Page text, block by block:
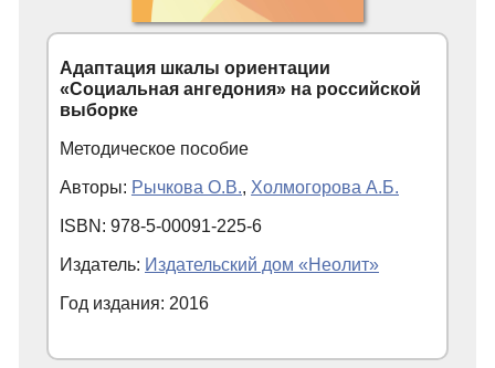
Адаптация шкалы ориентации
«Социальная ангедония» на российской
выборке
Методическое пособие
Авторы: Рычкова О.В., Холмогорова А.Б.
ISBN: 978-5-00091-225-6
Издатель: Издательский дом «Неолит»
Год издания: 2016